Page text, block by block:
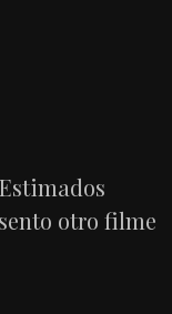
otro filme